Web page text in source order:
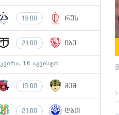
19:00 რუს
21:00 იბე
კვირა, 16 აგვისტო
19:00 მეშ
21:00 დბთ
5